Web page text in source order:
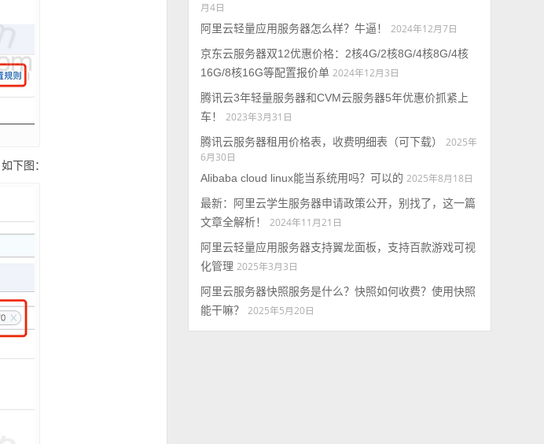
下图：
月4日
阿里云轻量应用服务器怎么样？牛逼！
2024年12月7日
京东云服务器双12优惠价格：2核4G/2核8G/4核8G/4核
16G/8核16G等配置报价单 2024年12月3日
腾讯云3年轻量服务器和CVM云服务器5年优惠价抓紧上
车！
2023年3月31日
腾讯云服务器租用价格表，收费明细表（可下载）
2025年
6月30日
Alibaba cloud linux能当系统用吗？可以的 2025年8月18日
最新：阿里云学生服务器申请政策公开，别找了，这一篇
文章全解析！
2024年11月21日
阿里云轻量应用服务器支持翼龙面板，支持百款游戏可视
化管理 2025年3月3日
阿里云服务器快照服务是什么？快照如何收费？使用快照
能干嘛？
2025年5月20日